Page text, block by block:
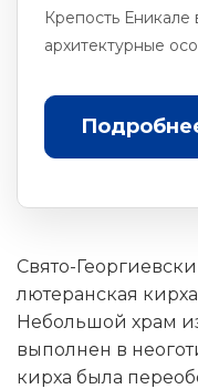
Крепость
архитектурные
Свято-
лютеранская
Небольшой храм
выполнен в
кирха была